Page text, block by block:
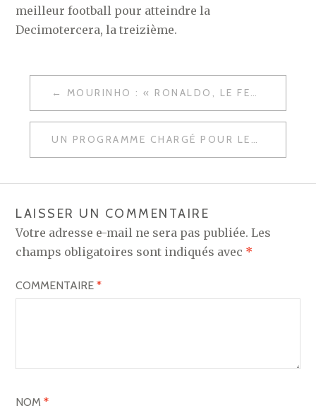
meilleur football pour atteindre la
Decimotercera, la treizième.
NAVIGATION
DE
L’ARTICLE
MOURINHO : « RONALDO, LE FENOMENO, EST LE MEILLEUR RONALDO DE TOUS LES TEMPS. »
LAISSER UN COMMENTAIRE
Votre adresse e-mail ne sera pas publiée. Les
champs obligatoires sont indiqués avec *
COMMENTAIRE*
NOM*